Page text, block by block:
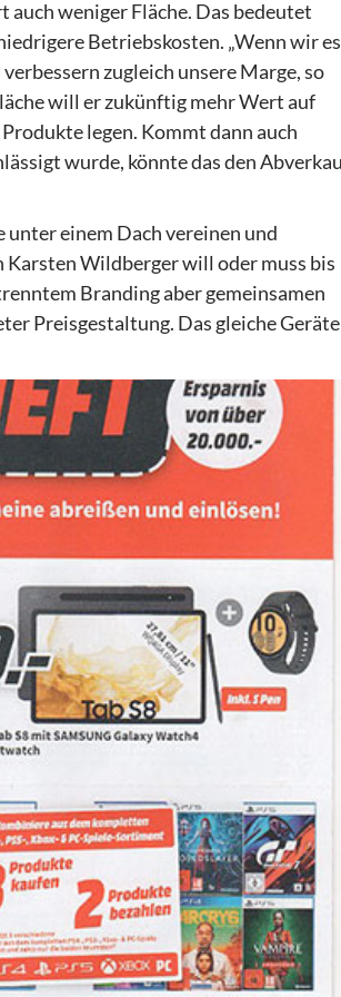
weniger Fläche. Das bedeutet
Betriebskosten. „Wenn wir es
zugleich unsere Marge, so
will er zukünftig mehr Wert auf
legen. Kommt dann auch
wurde, könnte das den
einem Dach vereinen und
Karsten Wildberger will oder muss bis
Branding aber gemeinsamen
Preisgestaltung. Das gleiche Geräte